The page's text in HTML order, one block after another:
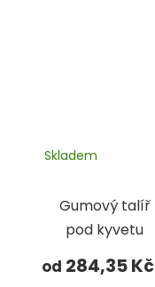
Gumový talíř
pod kyvetu
Skladem
od 284,35 Kč